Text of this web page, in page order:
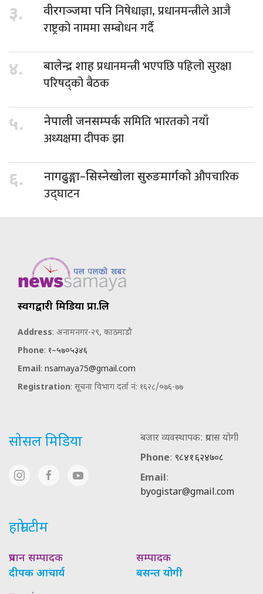
३. वीरगञ्जमा पनिनिषेधाज्ञा, प्रधानमन्त्रीले आजै
राष्ट्रको नाममा सम्बोधन गर्दै
४. बालेन्द्र शाहप्रधानमन्त्री भएपछि पहिलो सुरक्षा
परिषद्को बैठक
५. नेपाली जनसम्पर्कसमिति भारतको नयाँ
अध्यक्षमा दीपक झा
६. नागढुङ्गा–सिस्नेखोला सुरुङमार्गकोऔपचारिक
उद्घाटन
स्वर्गद्वारी मिडिया प्रा.लि
Address: अनामनगर-२९, काठमाडौ
Phone: १–५७०५३४६
Email: nsamaya75@gmail.com
Registration: सूचना विभाग दर्ता नं: १६२८/०७६-७७
सोसल मिडिया
बजार व्यवस्थापक: प्रयास योगी
Phone: ९८४१६२४७०८
Email:
byogistar@gmail.com
हाम्रो टीम
प्रधान सम्पादक
दीपक आचार्य
सम्पादक
बसन्त योगी